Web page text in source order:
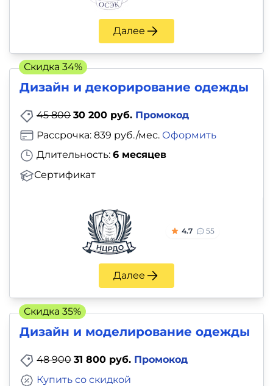
Далее
Дизайн и декорирование одежды
45 800 30 200 руб. Промокод
Длительность: 6 месяцев
Сертификат
Рассрочка: 839 руб./мес. Оформить
4.7 55
Далее
Скидка 34%
Дизайн и моделирование одежды
48 900 31 800 руб. Промокод
Купить со скидкой
Скидка 35%